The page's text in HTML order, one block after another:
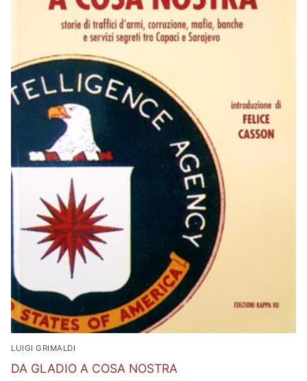
LUIGI GRIMALDI
DA GLADIO A COSA NOSTRA